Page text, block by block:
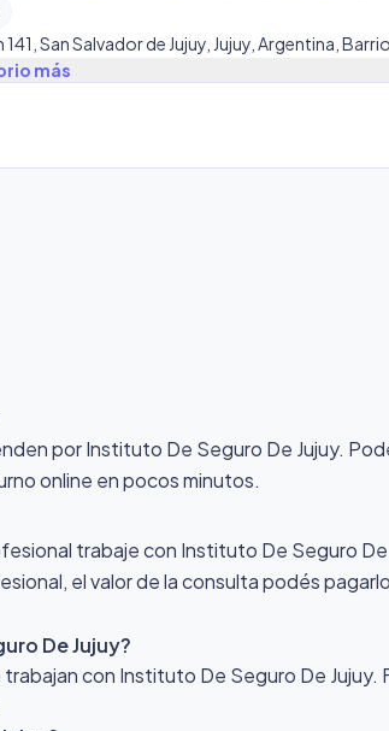
más
por Instituto De Seguro De Jujuy.
online en pocos minutos.
trabaje con Instituto De Seguro
el valor de la consulta podés
De Jujuy?
con Instituto De Seguro De